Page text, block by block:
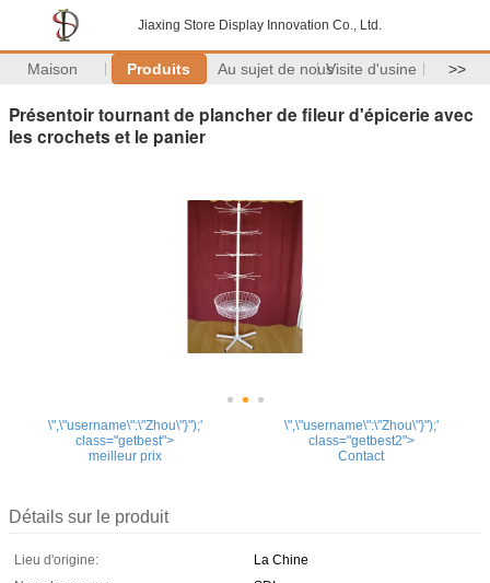
Jiaxing Store Display Innovation Co., Ltd.
Maison Produits Au sujet de nousVisite d'usine >>
Présentoir tournant de plancher de fileur d'épicerie avec
les crochets et le panier
\",\"username\":\"Zhou\"}");'
class="getbest">
meilleur prix
\",\"username\":\"Zhou\"}");'
class="getbest2">
Contact
Détails sur le produit
Lieu d'origine:
La Chine